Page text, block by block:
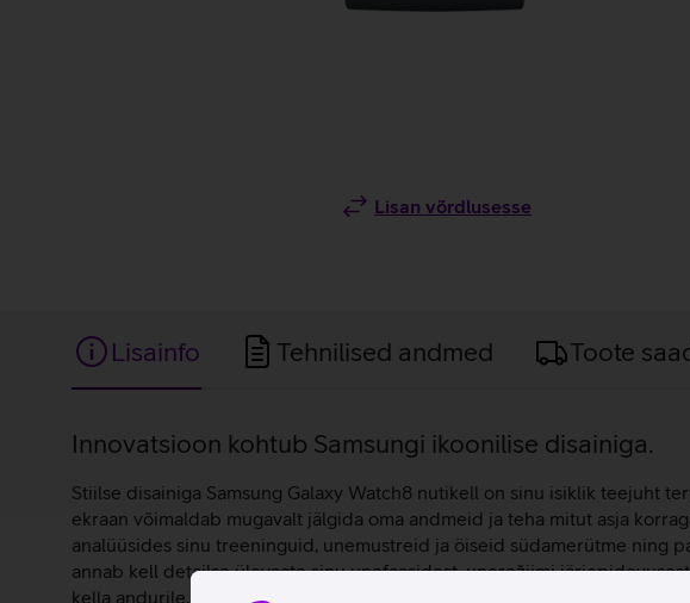
Lisan võrdlusesse
Lisainfo Tehnilised andmed Toote
Lisainfo
Innovatsioon kohtub Samsungi ikoonilise disainiga.
Stiilse disainiga Samsung Galaxy Watch8 nutikell on sinu isiklik teejuht
ekraan võimaldab mugavalt jälgida oma andmeid ja teha mitut asja
analüüsides sinu treeninguid, unemustreid ja öiseid südamerütme ning
annab kell detailse ülevaate sinu unefaasidest, unerežiimi
kella andurile, saad määrata oma naha karotenoidide taset ning saada